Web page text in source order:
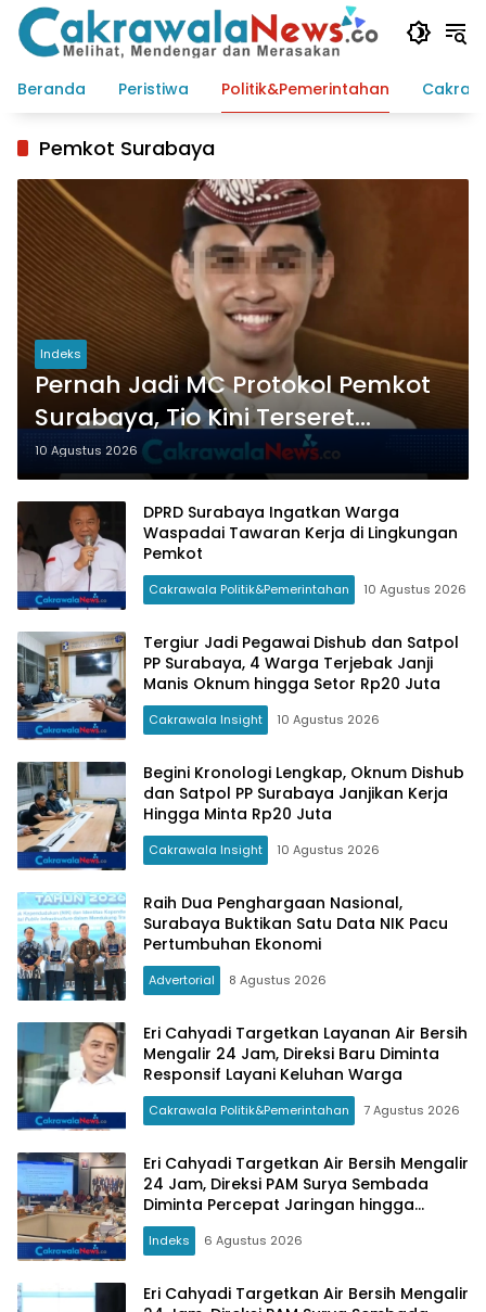
Langsung
konten
Beranda
Peristiwa Politik&Pemerintahan
Pemkot Surabaya
Indeks
Pernah Jadi MC Protokol Pemkot
Surabaya, Tio Kini Terseret
Dugaan Permintaan Aborsi
10 Agustus 2026
DPRD Surabaya Ingatkan Warga
Waspadai Tawaran Kerja di Lingkungan
Pemkot
Cakrawala Politik&Pemerintahan 10 Agustus 2026
Tergiur Jadi Pegawai Dishub dan Satpol
PP Surabaya, 4 Warga Terjebak Janji
Manis Oknum hingga Setor Rp20 Juta
Cakrawala Insight 10 Agustus 2026
Begini Kronologi Lengkap, Oknum Dishub
dan Satpol PP Surabaya Janjikan Kerja
Hingga Minta Rp20 Juta
Cakrawala Insight 10 Agustus 2026
Raih Dua Penghargaan Nasional,
Surabaya Buktikan Satu Data NIK Pacu
Pertumbuhan Ekonomi
Advertorial 8 Agustus 2026
Eri Cahyadi Targetkan Layanan Air Bersih
Mengalir 24 Jam, Direksi Baru Diminta
Responsif Layani Keluhan Warga
Cakrawala Politik&Pemerintahan 7 Agustus 2026
Eri Cahyadi Targetkan Air Bersih Mengalir
24 Jam, Direksi PAM Surya Sembada
Diminta Percepat Jaringan hingga
Kampung
Indeks 6 Agustus 2026
Eri Cahyadi Targetkan Air Bersih Mengalir